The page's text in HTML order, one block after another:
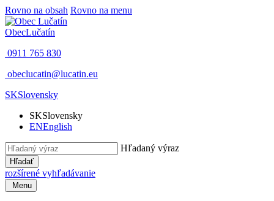
Rovno na obsah Rovno na menu
ObecLučatín
0911 765 830
obeclucatin@lucatin.eu
SKSlovensky
SKSlovensky
ENEnglish
Hľadaný výraz
Hľadať
rozšírené vyhľadávanie
Menu